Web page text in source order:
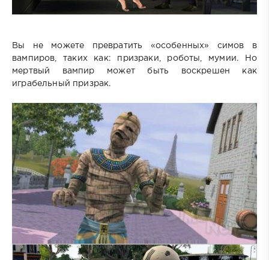
Вы не можете превратить «особенных» симов в
вампиров, таких как: призраки, роботы, мумии. Но
мертвый вампир может быть воскрешен как
играбельный призрак.